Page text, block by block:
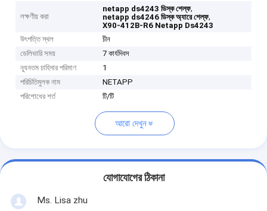
লক্ষণীয় করা
netapp ds4243 ডিস্ক শেল্ফ,
netapp ds4246 ডিস্ক অ্যারে শেল্ফ,
X90-412B-R6 Netapp Ds4243
উৎপত্তি স্থল
চীন
ডেলিভারি সময়
7 কার্যদিবস
ন্যূনতম চাহিদার পরিমাণ
1
পরিচিতিমুলক নাম
NETAPP
পরিশোধের শর্ত
টি/টি
আরো দেখুন
যোগাযোগের ঠিকানা
Ms. Lisa zhu